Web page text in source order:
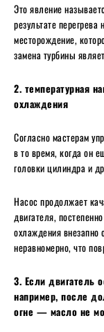
Это явление
результате
месторождение,
замена турбины
2. температурная
охлаждения
Согласно мастерам
в то время, когда он
головки цилиндра и
Насос продолжает
двигателя,
охлаждения внезапно
неравномерно, что
3. Если двигатель
например, после
огне — масло не